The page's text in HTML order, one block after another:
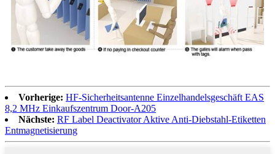
Vorherige: HF-Sicherheitsantenne Einzelhandelsgeschäft EAS
8,2 MHz Einkaufszentrum Door-A205
Nächste: RF Label Deactivator Aktive Anti-Diebstahl-Etiketten
Entmagnetisierung